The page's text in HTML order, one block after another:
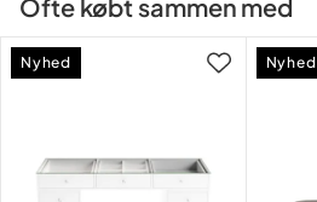
Ofte købt sammen med
Nyhed Nyhed